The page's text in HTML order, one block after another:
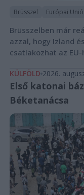
Brüsszel Európai Unió
Brüsszelben már
azzal, hogy Izland
csatlakozhat az
KÜLFÖLD 2026.
Első katonai
Béketanácsa